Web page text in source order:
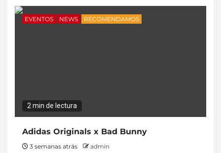
EVENTOS NEWS RECOMENDAMOS
2 min de lectura
Adidas Originals x Bad Bunny
3 semanas atrás admin